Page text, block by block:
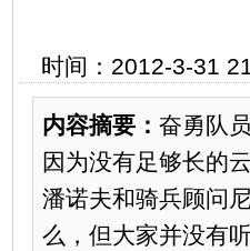
时间：2012-3-31
内容摘要： 奋勇队
因为没有足够长的
潘诺夫和骑兵顾问
么，但大家并没有